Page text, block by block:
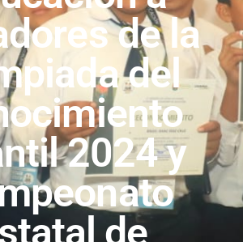
de la
del
2024 y
de